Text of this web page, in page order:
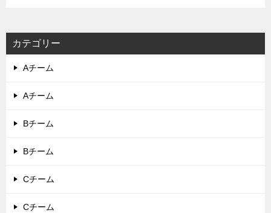
カテゴリー
Aチーム
Aチーム
Bチーム
Bチーム
Cチーム
Cチーム